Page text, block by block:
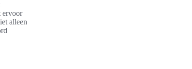
ervoor
alleen